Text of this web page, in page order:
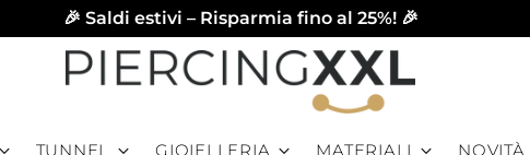
🎉 Saldi estivi – Risparmia fino al 25%! 🎉
TUNNEL GIOIELLERIA MATERIALI NOVITÀ